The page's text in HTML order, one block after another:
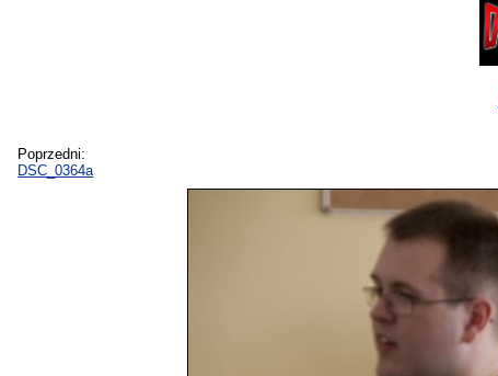
Poprzedni:
DSC_0364a